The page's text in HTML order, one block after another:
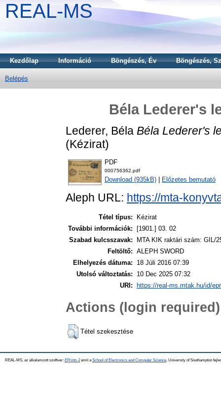
REAL-MS
Kezdőlap Információ Böngészés, Év Böngészés,
Belépés
Béla Lederer's
Lederer, Béla Béla Lederer's
(Kézirat)
PDF
000756362.pdf
Download (935kB) Előzetes bemutató
Aleph URL: https://mta-
Tétel típus:
Kézirat
További információk:
[1901.] 03. 02
Szabad kulcsszavak:
MTA KIK raktári szám: GIL/
Feltöltő: ALEPH SWORD
Elhelyezés dátuma:
18 Júli 2016 07:39
Utolsó változtatás:
10 Dec 2025 07:32
URI:
https://real-ms.mtak.hu/id/
Actions (login required)
Tétel szekesztése
REAL-MS, az alkalamzott szoftver: EPrints 3amit a School of Electronics and Computer Science , University of Southampton